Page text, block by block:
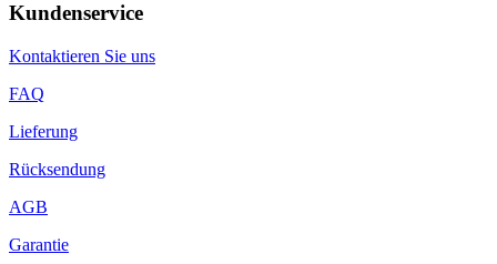
Kundenservice
Kontaktieren Sie uns
FAQ
Lieferung
Rücksendung
AGB
Garantie